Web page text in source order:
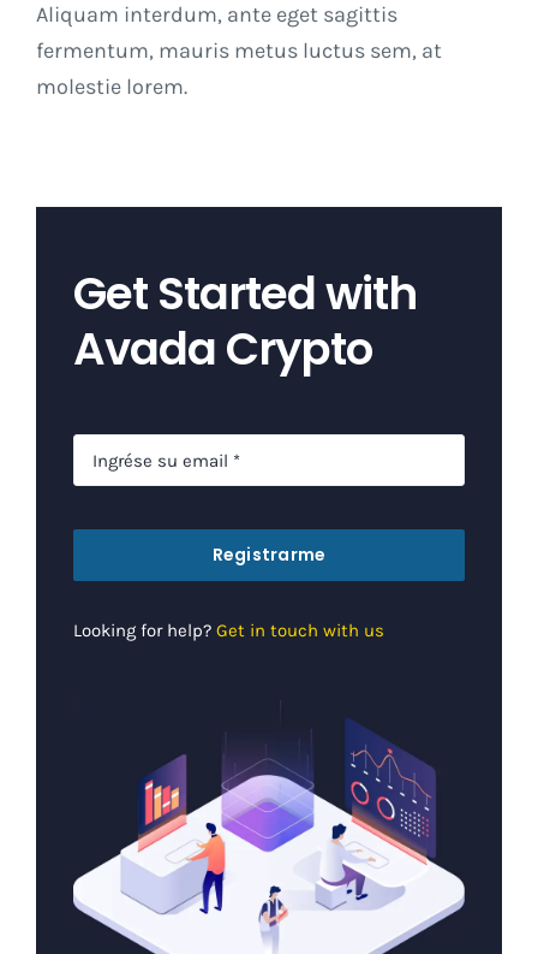
Aliquam interdum, ante eget sagittis
fermentum, mauris metus luctus sem, at
molestie lorem.
Get Started with
Avada Crypto
Registrarme
Looking for help?Get in touch with us